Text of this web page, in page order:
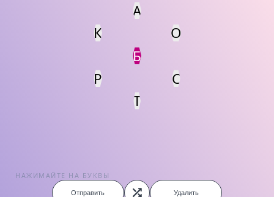
Мин. кол-во очков
Б
А
К
О
Р
С
Т
НАЖИМАЙТЕ НА БУКВЫ
Отправить Удалить